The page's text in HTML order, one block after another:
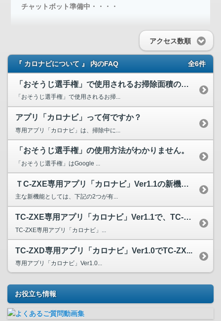
チャットボット準備中・・・・
アクセス数順
『 カロナビについて 』 内のFAQ 全6件
「おそうじ選手権」で使用されるお掃除面積の集計方法がわかり...
「おそうじ選手権」で使用されるお掃...
アプリ「カロナビ」って何ですか？
専用アプリ「カロナビ」は、掃除中に...
「おそうじ選手権」の使用方法がわかりません。
「おそうじ選手権」はGoogle ...
ＴC-ZXE専用アプリ「カロナビ」Ver1.1の新機能は？
主な新機能としては、下記の2つが有...
TC-ZXE専用アプリ「カロナビ」Ver1.1で、TC-Z...
TC-ZXE専用アプリ「カロナビ」...
TC-ZXD専用アプリ「カロナビ」Ver1.0でTC-ZX...
専用アプリ「カロナビ」Ver1.0...
お役立ち情報